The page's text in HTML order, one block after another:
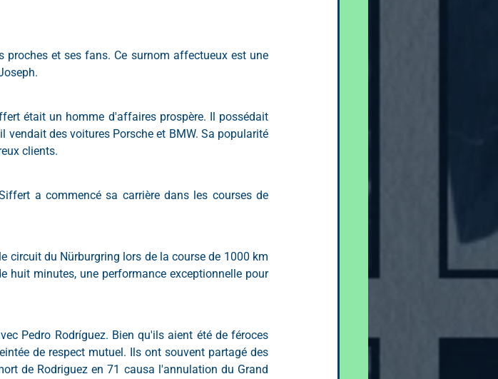
proches et ses fans. Ce surnom affectueux est une
était un homme d'affaires prospère. Il possédait
vendait des voitures Porsche et BMW. Sa popularité
clients.
a commencé sa carrière dans les courses de
circuit du Nürburgring lors de la course de 1000 km
huit minutes, une performance exceptionnelle pour
Pedro Rodríguez. Bien qu'ils aient été de féroces
de respect mutuel. Ils ont souvent partagé des
de Rodriguez en 71 causa l'annulation du Grand